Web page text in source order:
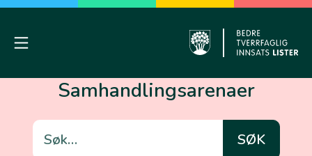
Skip
contentMobile Menu
Farsund
Samhandlingsarenaer
Søk
etter: